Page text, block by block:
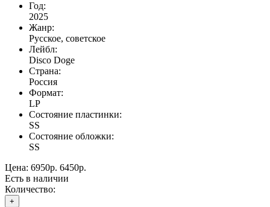
Год:
2025
Жанр:
Русское, советское
Лейбл:
Disco Doge
Страна:
Россия
Формат:
LP
Состояние пластинки:
SS
Состояние обложки:
SS
Цена: 6950р. 6450р.
Есть в наличии
Количество:
+